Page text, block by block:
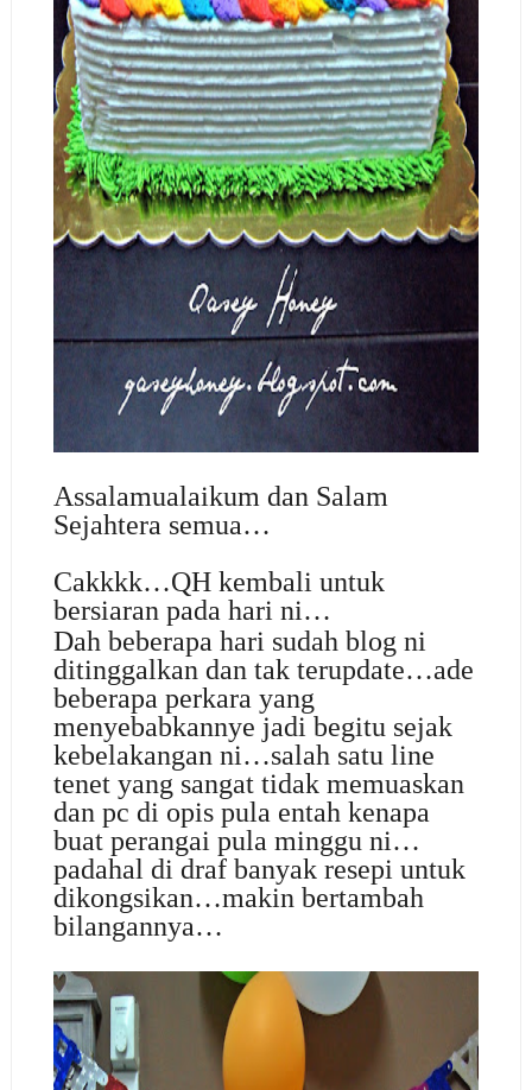
Assalamualaikum dan Salam
Sejahtera semua…
Cakkkk…QH kembali untuk
bersiaran pada hari ni…
Dah beberapa hari sudah blog ni
ditinggalkan dan tak terupdate…ade
beberapa perkara yang
menyebabkannye jadi begitu sejak
kebelakangan ni…salah satu line
tenet yang sangat tidak memuaskan
dan pc di opis pula entah kenapa
buat perangai pula minggu ni…
padahal di draf banyak resepi untuk
dikongsikan…makin bertambah
bilangannya…